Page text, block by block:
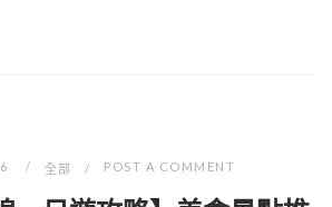
全部 POST A COMMENT